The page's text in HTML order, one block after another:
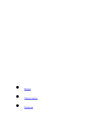
Бренды
Оплата заказа
Вакансии